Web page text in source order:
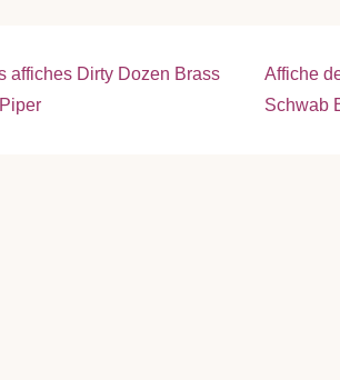
affiches Dirty Dozen Brass
Next
Post
Affiche
Schwab